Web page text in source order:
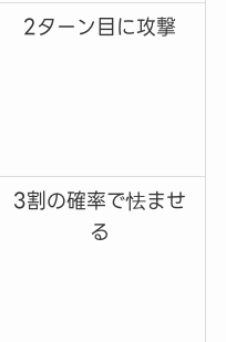
2ターン目に攻撃
3割の確率で怯ませ
る